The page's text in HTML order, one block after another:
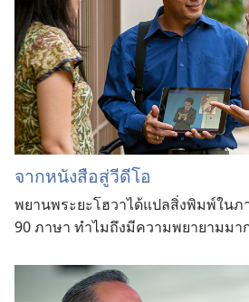
จากหนังสือสู่วีดีโอ
พยานพระยะโฮวาได้แปลสิ่งพิมพ์ใน
90 ภาษา ทำไมถึงมีความพยายามมา